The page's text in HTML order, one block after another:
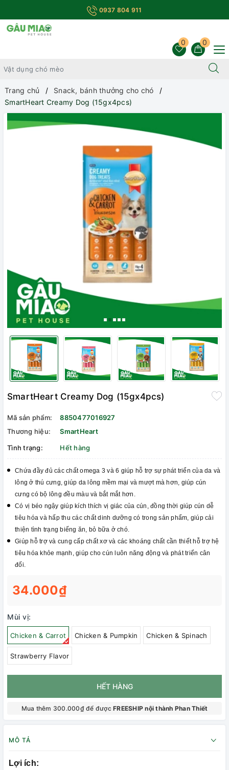
0937 804 911
0
0
Trang chủ
Snack, bánh thưởng cho chó
SmartHeart Creamy Dog (15gx4pcs)
SmartHeart Creamy Dog (15gx4pcs)
Mã sản phẩm:
8850477016927
Thương hiệu:
SmartHeart
Tình trạng:
Hết hàng
Chứa đầy đủ các chất omega 3 và 6 giúp hỗ trợ sự phát triển của da và
lông ở thú cưng, giúp da lông mềm mại và mượt mà hơn, giúp cún
cưng có bộ lông đều màu và bắt mắt hơn.
Có vị béo ngậy giúp kích thích vị giác của cún, đồng thời giúp cún dễ
tiêu hóa và hấp thu các chất dinh dưỡng có trong sản phẩm, giúp cải
thiện tình trạng biếng ăn, bỏ bữa ở chó.
Giúp hỗ trợ và cung cấp chất xơ và các khoáng chất cần thiết hỗ trợ hệ
tiêu hóa khỏe mạnh, giúp cho cún luôn năng động và phát triển cân
đối.
34.000₫
Mùi vị:
Chicken & Carrot Chicken & Pumpkin Chicken & Spinach
Strawberry Flavor
HẾT HÀNG
Mua thêm 300.000₫ để đượcFREESHIP nội thành Phan Thiết
MÔ TẢ
Lợi ích: